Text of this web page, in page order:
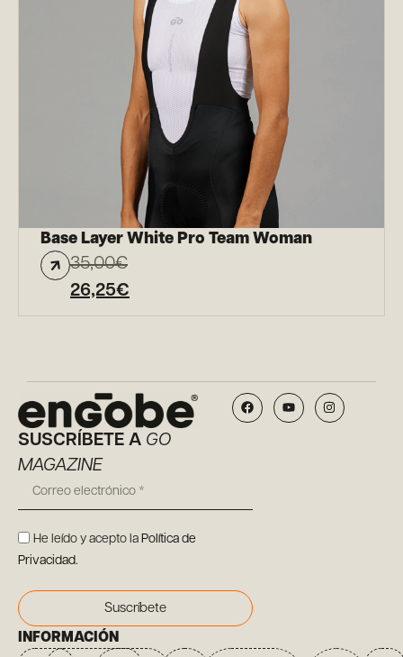
Base Layer White Pro Team Woman
35,00€
26,25€
SUSCRÍBETE A GO
MAGAZINE
He leído y acepto la Política de
Privacidad.
Suscríbete
INFORMACIÓN